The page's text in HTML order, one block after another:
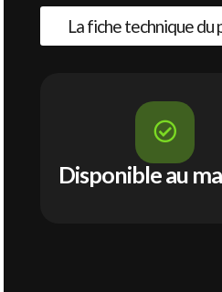
La fiche technique du

Disponible au